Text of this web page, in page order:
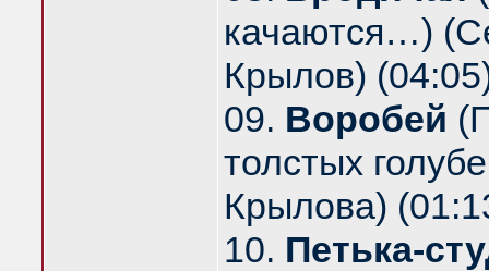
качаются…)
Крылов)
09. Воробей
толстых
Крылова)
10. Петька-